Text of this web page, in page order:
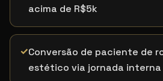
acima de R$5k
✓Conversão de paciente de
estético via jornada interna